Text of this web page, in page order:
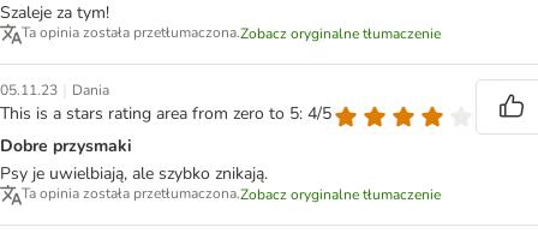
Szaleje za tym!
Ta opinia została przetłumaczona.Zobacz oryginalne tłumaczenie
05.11.23 | Dania
This is a stars rating area from zero to 5: 4/5
Dobre przysmaki
Psy je uwielbiają, ale szybko znikają.
Ta opinia została przetłumaczona.Zobacz oryginalne tłumaczenie